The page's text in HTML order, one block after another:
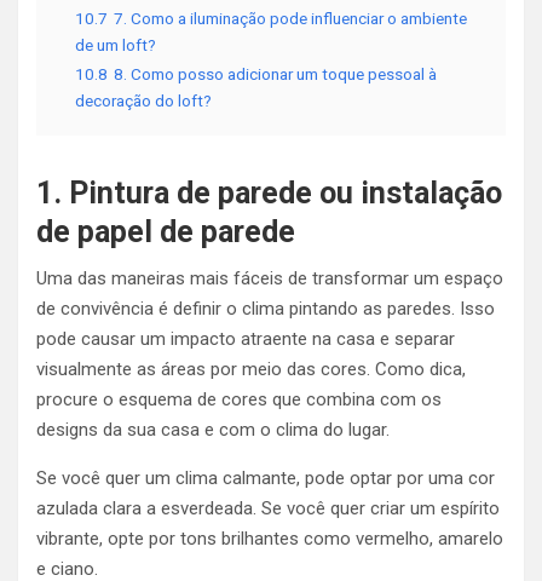
10.7 7. Como a iluminação pode influenciar o ambiente
de um loft?
10.8 8. Como posso adicionar um toque pessoal à
decoração do loft?
1. Pintura de parede ou instalação
de papel de parede
Uma das maneiras mais fáceis de transformar um espaço
de convivência é definir o clima pintando as paredes. Isso
pode causar um impacto atraente na casa e separar
visualmente as áreas por meio das cores. Como dica,
procure o esquema de cores que combina com os
designs da sua casa e com o clima do lugar.
Se você quer um clima calmante, pode optar por uma cor
azulada clara a esverdeada. Se você quer criar um espírito
vibrante, opte por tons brilhantes como vermelho, amarelo
e ciano.